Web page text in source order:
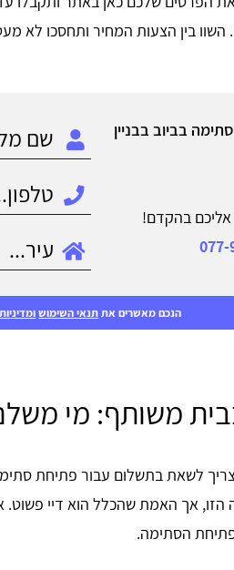
השוו בין הצעות המחיר ותחסכו לא
בביוב בבניין
אליכם בהקדם!
077-
הנכם מאשרים אתתנאי השימוש
משותף: מי
לשאת בתשלום עבור פתיחת
הזו, אך האמת שהכלל הוא דיי פשוט.
הסתימה.